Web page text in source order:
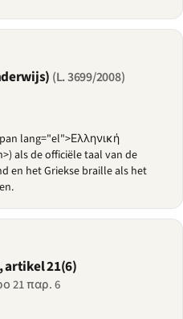
(L. 3699/2008)
lang="el">Ελληνική
als de officiële taal van de
en het Griekse braille als het
artikel 21(6)
21 παρ. 6